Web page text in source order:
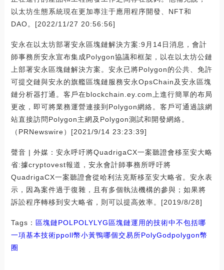
以太坊生態系統現在更加專注于應用程序開發、NFT和
DAO。[2022/11/27 20:56:56]
安永在以太坊部署安永區塊鏈解決方案:9月14日消息，會計
師事務所安永宣布集成Polygon協議和框架，以在以太坊公鏈
上部署安永區塊鏈解決方案。安永已將Polygon的公共、免許
可提交鏈與安永的旗艦區塊鏈服務安永OpsChain及安永區塊
鏈分析器打通。客戶在blockchain.ey.com上進行簡單的布局
更改，即可將業務運營連接到Polygon網絡。客戶可通過該網
站直接訪問Polygon主網及Polygon測試和開發網絡。
（PRNewswire）[2021/9/14 23:23:39]
聲音 | 外媒：安永呼吁將QuadrigaCX一案聽證會移至安大略
省:據cryptovest報道，安永會計師事務所呼吁將
QuadrigaCX一案聽證會從哈利法克斯移至安大略省。安永表
示，因為案件過于復雜，且有多個執法機構的參與；如果將
訴訟程序轉移到安大略省，則可以提高效率。[2019/8/28]
Tags： 區塊鏈POL POLYLYG 區塊鏈運用的技術中不包括哪
一項基本技術ppoll幣小黃鴨哪個交易所PolyGodpolygon幣
圈